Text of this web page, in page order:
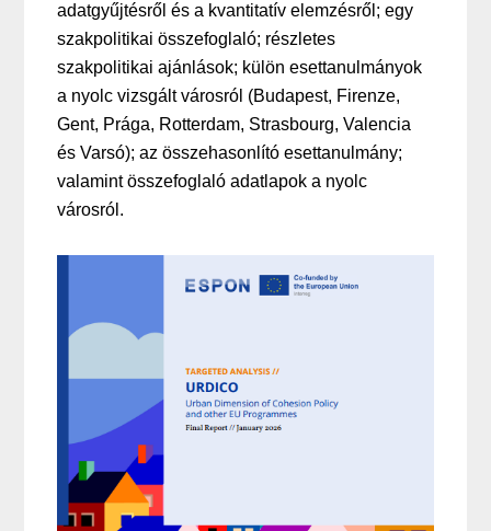
adatgyűjtésről és a kvantitatív elemzésről; egy
szakpolitikai összefoglaló; részletes
szakpolitikai ajánlások; külön esettanulmányok
a nyolc vizsgált városról (Budapest, Firenze,
Gent, Prága, Rotterdam, Strasbourg, Valencia
és Varsó); az összehasonlító esettanulmány;
valamint összefoglaló adatlapok a nyolc
városról.